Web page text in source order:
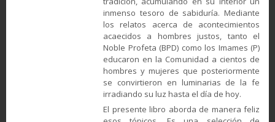
inmenso tesoro de sabiduría. Mediante
los relatos acerca de acontecimientos
acaecidos a hombres justos, tanto el
Noble Profeta (BPD) como los Imames (P)
educaron en la Comunidad a cientos de
hombres y mujeres que posteriormente
se convirtieron en luminarias de la fe
irradiando su luz hasta el día de hoy.
El presente libro aborda de manera feliz